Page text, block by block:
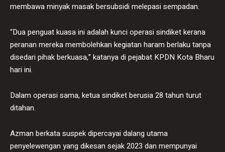
membawa minyak masak bersubsidi melepasi sempadan.
“Dua penguat kuasa ini adalah kunci operasi sindiket kerana
peranan mereka membolehkan kegiatan haram berlaku tanpa
disedari pihak berkuasa,” katanya di pejabat KPDN Kota Bharu
hari ini.
Dalam operasi sama, ketua sindiket berusia 28 tahun turut
ditahan.
Azman berkata suspek dipercayai dalang utama
penyelewengan yang dikesan sejak 2023 dan mempunyai